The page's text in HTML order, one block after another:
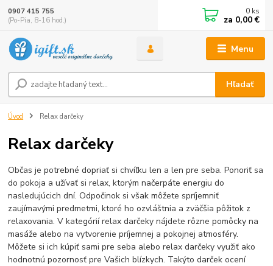
Menu
Hľadať
0907 415 755
(Po-Pia, 8-16 hod.)
0 ks
za 0,00 €
Úvod Relax darčeky
Relax darčeky
Občas je potrebné dopriať si chvíľku len a len pre seba. Ponoriť sa
do pokoja a užívať si relax, ktorým načerpáte energiu do
nasledujúcich dní. Odpočinok si však môžete spríjemniť
zaujímavými predmetmi, ktoré ho ozvláštnia a zväčšia pôžitok z
relaxovania. V kategórií relax darčeky nájdete rôzne pomôcky na
masáže alebo na vytvorenie príjemnej a pokojnej atmosféry.
Môžete si ich kúpiť sami pre seba alebo relax darčeky využiť ako
hodnotnú pozornosť pre Vašich blízkych. Takýto darček ocení